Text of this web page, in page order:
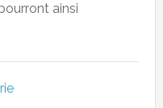
ainsi